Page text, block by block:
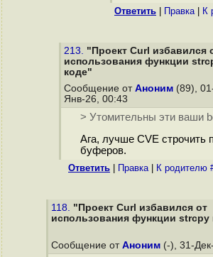
Ответить Правка| К
213. "Проект Curl избавился
использования функции
коде"
Сообщение от Аноним (89),
Янв-26, 00:43
> Утомительны эти ваши
Ага, лучше CVE строчить
буферов.
Ответить Правка| К родителю
118. "Проект Curl избавился от
использования функции strcpy
Сообщение от Аноним (-), 31-